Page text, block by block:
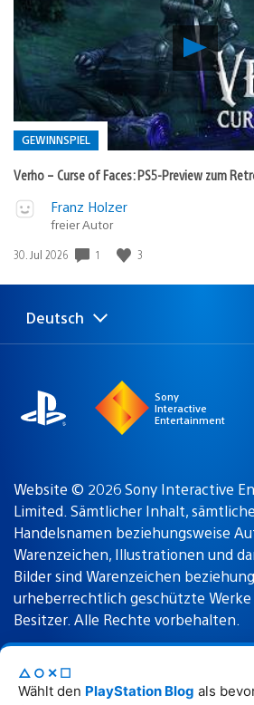
△○✕☐
Wählt den PlayStation Blog als
Verho
–
Curse
of
Faces:
PS5-
zum
Retro-
GEWINNSPIEL
Verho – Curse of Faces: PS5-Preview zum
Veröffentlicht
Gewinnspiel
Franz Holzer
freier Autor
Veröffentlichungsdatum:
30. Jul 2026 1 3
Select
Aktuelle
Deutsch
Sony
Interactive
Entertainment
Website © 2026 Sony Interactive
Limited. Sämtlicher Inhalt,
Handelsnamen beziehungsweise
Warenzeichen, Illustrationen und
Bilder sind Warenzeichen
urheberrechtlich geschützte
Besitzer. Alle Rechte vorbehalten.
Nutzungsbedingungen